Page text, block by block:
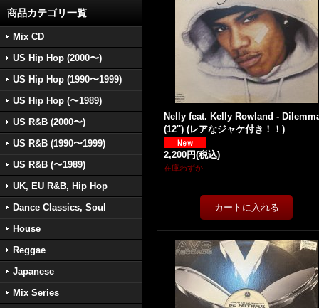
商品カテゴリ一覧
Mix CD
US Hip Hop (2000〜)
US Hip Hop (1990〜1999)
US Hip Hop (〜1989)
US R&B (2000〜)
US R&B (1990〜1999)
US R&B (〜1989)
UK, EU R&B, Hip Hop
Dance Classics, Soul
House
Reggae
Japanese
Mix Series
Nelly feat. Kelly Rowland -
(12'') (レアなジャケ付き！！)
2,200円(税込)
在庫わずか